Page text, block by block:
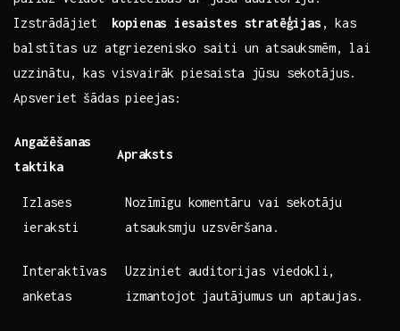
Izstrādājiet ⁢ kopienas iesaistes stratēģijas , kas
balstītas uz atgriezenisko saiti un atsauksmēm, lai
uzzinātu, kas visvairāk piesaista jūsu sekotājus.
Apsveriet šādas pieejas:
Angažēšanas
taktika
Apraksts
Izlases
ieraksti
Nozīmīgu komentāru vai sekotāju
atsauksmju uzsvēršana.
Interaktīvas
anketas
Uzziniet auditorijas viedokli,
izmantojot jautājumus un aptaujas.